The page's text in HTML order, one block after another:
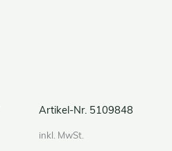
Artikel-Nr. 5109848
inkl. MwSt.